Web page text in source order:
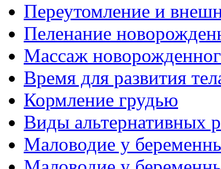
Переутомление и
Пеленание
Массаж
Время для развития
Кормление грудью
Виды альтернативных
Маловодие у